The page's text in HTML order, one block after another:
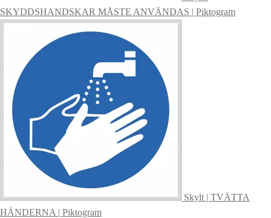
SKYDDSHANDSKAR MÅSTE ANVÄNDAS | Piktogram
Skylt | TVÄTTA
HÄNDERNA | Piktogram